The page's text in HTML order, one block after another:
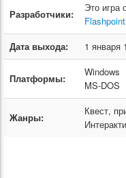
Разработчики:
Это игра
Flashpoint
Дата выхода:
1 января
Платформы:
Windows
MS-DOS
Жанры:
Квест,